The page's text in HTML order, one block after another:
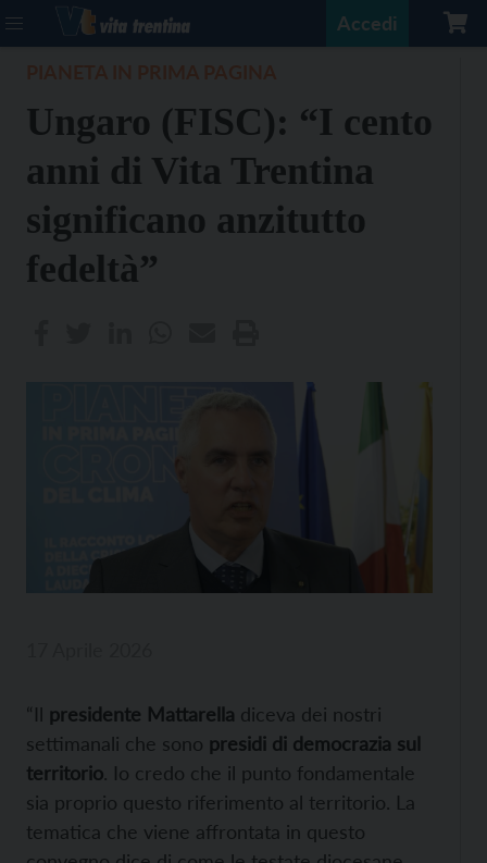
Accedi
Ungaro (FISC): “I cento
anni di Vita Trentina
significano anzitutto
fedeltà”
“Il presidente Mattarella diceva dei nostri
settimanali che sono presidi di democrazia sul
territorio. Io credo che il punto fondamentale
sia proprio questo riferimento al territorio. La
tematica che viene affrontata in questo